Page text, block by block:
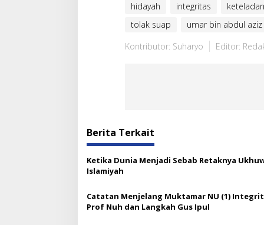
hidayah integritas
tolak suap
umar bin abdul aziz
Kontributor: Suharyo
Editor:
Berita Terkait
Ketika Dunia Menjadi Sebab Retaknya
Islamiyah
Catatan Menjelang Muktamar NU (1)
Prof Nuh dan Langkah Gus Ipul